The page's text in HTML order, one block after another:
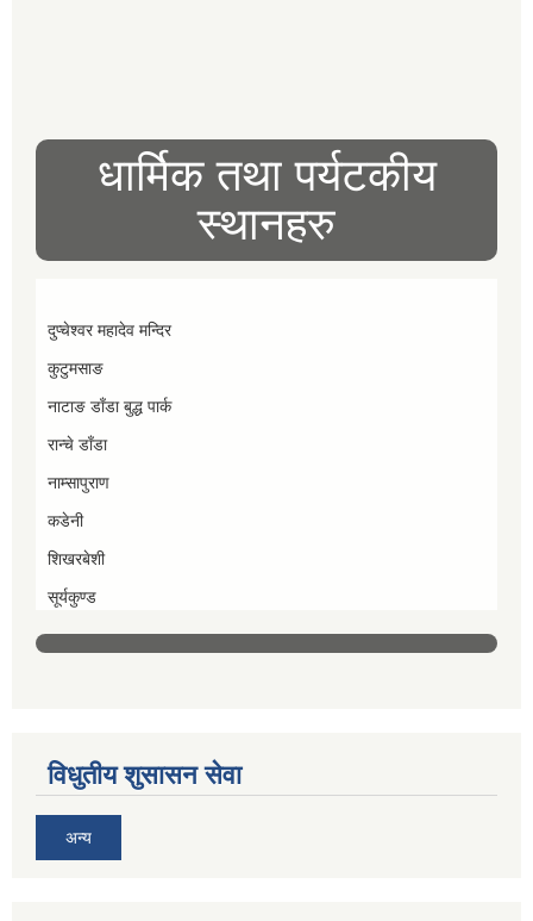
धार्मिक तथा पर्यटकीय
स्थानहरु
दुप्चेश्वर महादेव मन्दिर
कुटुमसाङ
नाटाङ डाँडा बुद्ध पार्क
रान्चे डाँडा
नाम्सापुराण
कडेनी
शिखरबेशी
सूर्यकुण्ड
विधुतीय शुसासन सेवा
अन्य